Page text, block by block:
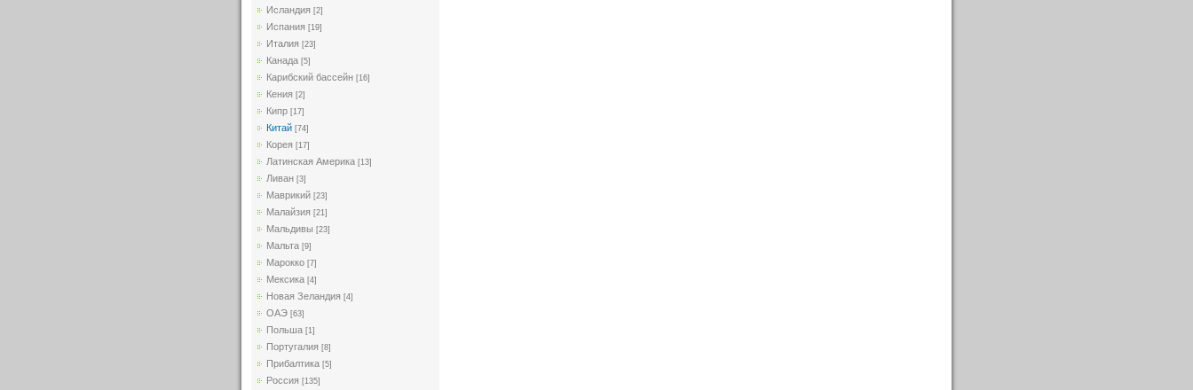
Исландия [2]
Испания [19]
Италия [23]
Канада [5]
Карибский бассейн [16]
Кения [2]
Кипр [17]
Китай [74]
Корея [17]
Латинская Америка [13]
Ливан [3]
Маврикий [23]
Малайзия [21]
Мальдивы [23]
Мальта [9]
Марокко [7]
Мексика [4]
Новая Зеландия [4]
ОАЭ [63]
Польша [1]
Португалия [8]
Прибалтика [5]
Россия [135]